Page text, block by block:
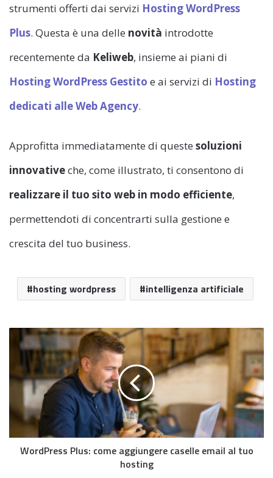
strumenti offerti dai servizi Hosting WordPress
Plus. Questa è una delle novità introdotte
recentemente da Keliweb, insieme ai piani di
Hosting WordPress Gestito e ai servizi di Hosting
dedicati alle Web Agency.
Approfitta immediatamente di queste soluzioni
innovativeche, come illustrato, ti consentono di
realizzare il tuo sito web in modo efficiente,
permettendoti di concentrarti sulla gestione e
crescita del tuo business.
hosting wordpress intelligenza artificiale
WordPress Plus: come aggiungere caselle email al tuo
hosting